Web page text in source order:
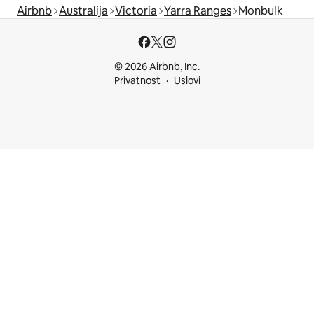
Airbnb Australija Victoria Yarra Ranges Monbulk
© 2026 Airbnb, Inc.
Privatnost
Uslovi